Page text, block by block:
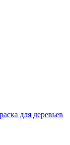
для деревьев